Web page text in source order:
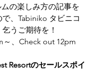
の楽しみ方の記事を
、Tabiniko タビニコ
うご期待を！
～、Check out 12pm
Resortのセールスポイ